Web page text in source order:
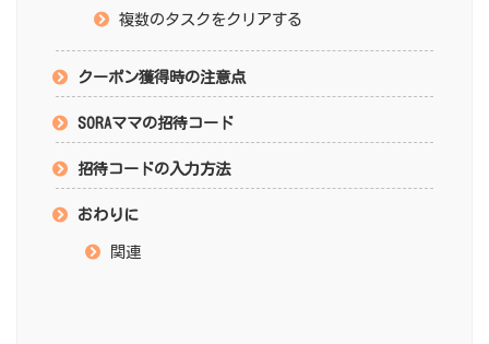
複数のタスクをクリアする
クーポン獲得時の注意点
SORAママの招待コード
招待コードの入力方法
おわりに
関連